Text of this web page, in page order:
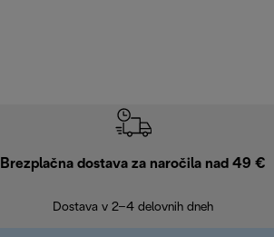
Brezplačna dostava za naročila nad 49 €
Dostava v 2–4 delovnih dneh